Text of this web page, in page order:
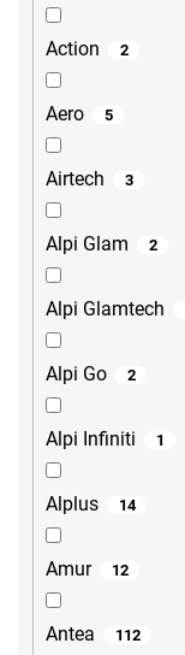
Action 2
Aero 5
Airtech 3
Alpi Glam 2
Alpi Glamtech
Alpi Go 2
Alpi Infiniti 1
Alplus 14
Amur 12
Antea 112